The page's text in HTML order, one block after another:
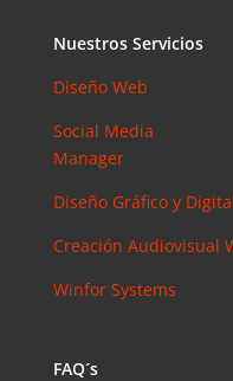
Canal con
Coment
arios
reciente
Mcgregor
¿para qué
Nuestros Servicios
Diseño Web
Social Media
Manager
Diseño Gráfico y
Creación Audiovisual
Winfor Systems
FAQ´s